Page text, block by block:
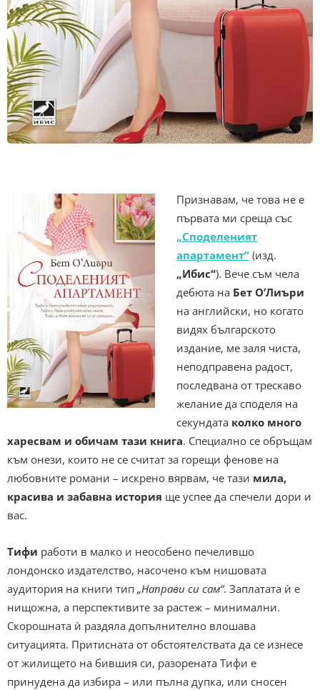
Признавам, че това не е
първата ми среща със
„Споделеният
апартамент“ (изд.
„Ибис“). Вече съм чела
дебюта на Бет О’Лиъри
на английски, но когато
видях българското
издание, ме заля чиста,
неподправена радост,
последвана от трескаво
желание да споделя на
секундата колко много
харесвам и обичам тази книга. Специално се обръщам
към онези, които не се считат за горещи фенове на
любовните романи – искрено вярвам, че тази мила,
красива и забавна история ще успее да спечели дори и
вас.
Тифи работи в малко и неособено печелившо
лондонско издателство, насочено към нишовата
аудитория на книги тип „Направи си сам“. Заплатата ѝ е
нищожна, а перспективите за растеж – минимални.
Скорошната ѝ раздяла допълнително влошава
ситуацията. Притисната от обстоятелствата да се изнесе
от жилището на бившия си, разорената Тифи е
принудена да избира – или пълна дупка, или сносен